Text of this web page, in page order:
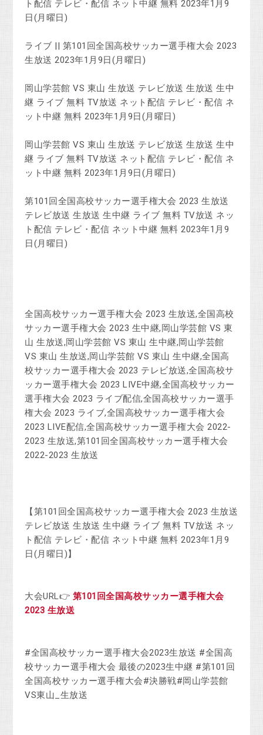
ト配信 テレビ・配信 ネット中継 無料 2023年1月9
日(月曜日)
ライブ || 第101回全国高校サッカー選手権大会 2023
生放送 2023年1月9日(月曜日)
岡山学芸館 VS 東山 生放送 テレビ放送 生放送 生中
継 ライブ 無料 TV放送 ネット配信 テレビ・配信 ネ
ット中継 無料 2023年1月9日(月曜日)
岡山学芸館 VS 東山 生放送 テレビ放送 生放送 生中
継 ライブ 無料 TV放送 ネット配信 テレビ・配信 ネ
ット中継 無料 2023年1月9日(月曜日)
第101回全国高校サッカー選手権大会 2023 生放送
テレビ放送 生放送 生中継 ライブ 無料 TV放送 ネッ
ト配信 テレビ・配信 ネット中継 無料 2023年1月9
日(月曜日)
全国高校サッカー選手権大会 2023 生放送,全国高校
サッカー選手権大会 2023 生中継,岡山学芸館 VS 東
山 生放送,岡山学芸館 VS 東山 生中継,岡山学芸館
VS 東山 生放送,岡山学芸館 VS 東山 生中継,全国高
校サッカー選手権大会 2023 テレビ放送,全国高校サ
ッカー選手権大会 2023 LIVE中継,全国高校サッカー
選手権大会 2023 ライブ配信,全国高校サッカー選手
権大会 2023 ライブ,全国高校サッカー選手権大会
2023 LIVE配信,全国高校サッカー選手権大会 2022-
2023 生放送,第101回全国高校サッカー選手権大会
2022-2023 生放送
【第101回全国高校サッカー選手権大会 2023 生放送
テレビ放送 生放送 生中継 ライブ 無料 TV放送 ネッ
ト配信 テレビ・配信 ネット中継 無料 2023年1月9
日(月曜日)】
大会URL👉 第101回全国高校サッカー選手権大会
2023 生放送
#全国高校サッカー選手権大会2023生放送 #全国高
校サッカー選手権大会 最後の2023生中継 #第101回
全国高校サッカー選手権大会#決勝戦#岡山学芸館
VS東山_生放送